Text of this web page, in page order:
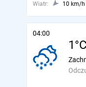
Wiatr:
10 km/h
04:00
1°C